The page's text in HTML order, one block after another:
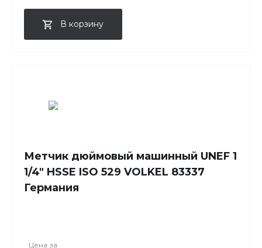
В корзину
Метчик дюймовый машинный UNEF 1
1/4" HSSE ISO 529 VOLKEL 83337
Германия
Цена за